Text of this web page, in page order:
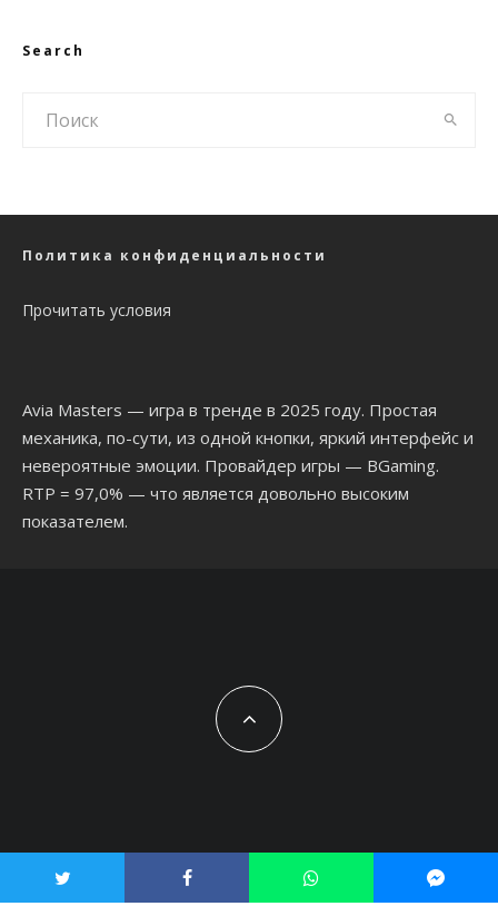
Search
Политика конфиденциальности
Прочитать условия
Avia Masters — игра в тренде в 2025 году. Простая
механика, по-сути, из одной кнопки, яркий интерфейс и
невероятные эмоции. Провайдер игры — BGaming.
RTP = 97,0% — что является довольно высоким
показателем.